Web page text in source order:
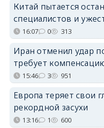
Китай пытается
специалистов и
16:07 0 313
Иран отменил удар
требует
15:46 3 951
Европа теряет свои
рекордной засухи
13:16 1 600